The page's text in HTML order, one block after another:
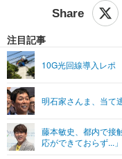
ショッピング
エンタメTOP
グラビア
ショッピング
ライフTOP
リリース一覧
プッシュ通知の停止方法
注目記事
10G光回線導入レポ
明石家さんま、当て
藤本敏史、都内で接
応ができておらず...」